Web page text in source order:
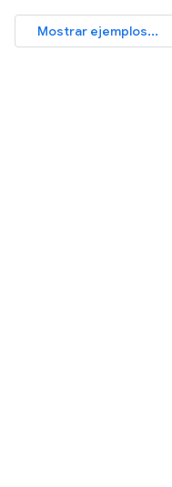
Mostrar ejemplos...